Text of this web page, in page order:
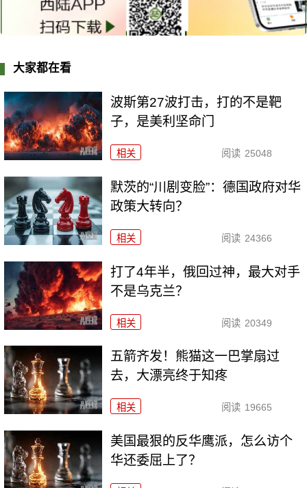
大家都在看
波斯第27波打击，打的不是靶
子，是美利坚命门
相关 阅读 25048
默茨的“川剧变脸”：德国政府对华
政策大转向？
相关 阅读 24366
打了4年半，俄回过神，最大对手
不是乌克兰？
相关 阅读 20349
五箭齐发！熊猫这一巴掌扇过
去，大漂亮终于知疼
相关 阅读 19665
美国最狠的反华鹰派，怎么访个
华还委屈上了？